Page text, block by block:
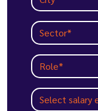
Role*